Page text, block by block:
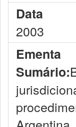
Data
2003
Ementa
Sumário: